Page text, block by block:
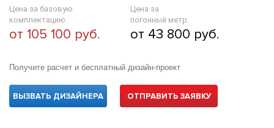
Цена за базовую
комплектацию:
от 105 100 руб.
Цена за
погонный метр:
от 43 800 руб.
Получите расчет и бесплатный дизайн-проект
ВЫЗВАТЬ ДИЗАЙНЕРА ОТПРАВИТЬ ЗАЯВКУ